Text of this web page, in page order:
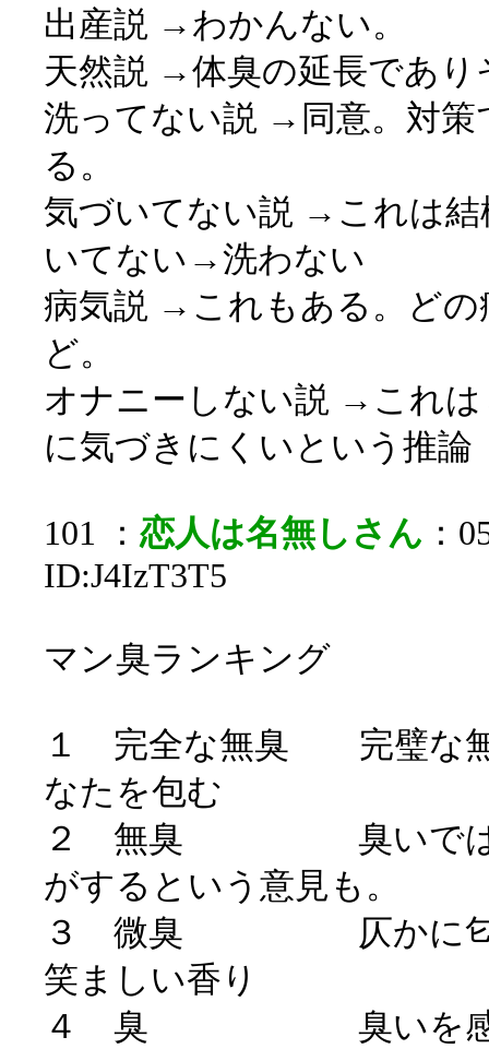
出産説 →わかんない。
天然説 →体臭の延長であり
洗ってない説 →同意。対策
る。
気づいてない説 →これは結
いてない→洗わない
病気説 →これもある。ど
ど。
オナニーしない説 →これ
に気づきにくいという推論
101 ： 恋人は名無しさん ：
ID:J4IzT3T5
マン臭ランキング
１ 完全な無臭 完璧な無
なたを包む
２ 無臭 臭いではな
がするという意見も。
３ 微臭 仄かに匂い
笑ましい香り
４ 臭 臭いを感じ